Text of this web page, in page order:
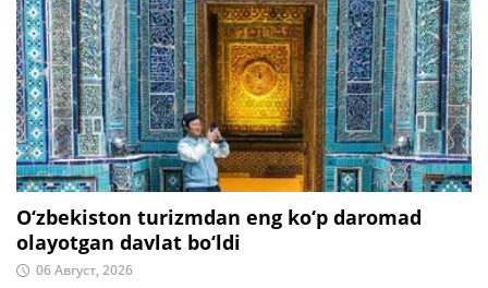
O‘zbekiston turizmdan eng ko‘p daromad
olayotgan davlat bo‘ldi
06 Август, 2026